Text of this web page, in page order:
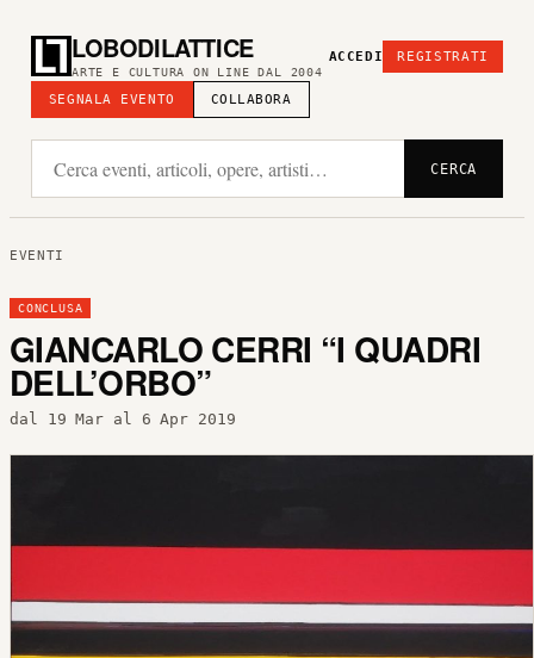
LOBODILATTICE
ARTE E CULTURA ON LINE DAL 2004
SEGNALA EVENTO COLLABORA
ACCEDI REGISTRATI
CERCA
EVENTI
CONCLUSA
GIANCARLO CERRI “I QUADRI
DELL’ORBO”
dal 19 Mar al 6 Apr 2019